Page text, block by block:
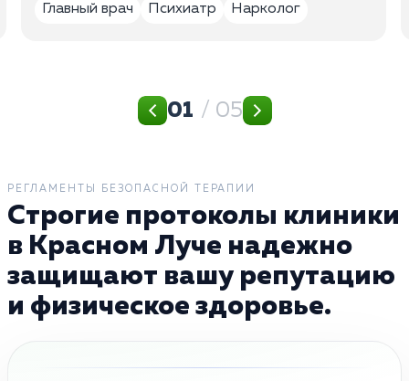
Главный врач
Психиатр Нарколог
01 / 05
РЕГЛАМЕНТЫ БЕЗОПАСНОЙ ТЕРАПИИ
Строгие протоколы клиники
в Красном Луче надежно
защищают вашу репутацию
и физическое здоровье.